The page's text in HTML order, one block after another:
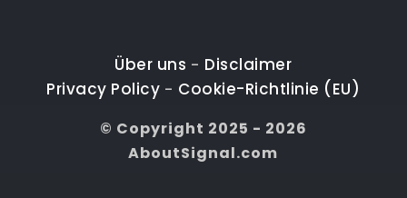
Über uns - Disclaimer
Privacy Policy - Cookie-Richtlinie (EU)
© Copyright 2025 - 2026
AboutSignal.com